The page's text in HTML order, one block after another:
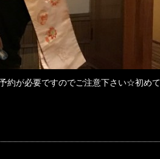
約が必要ですのでご注意下さい☆初め